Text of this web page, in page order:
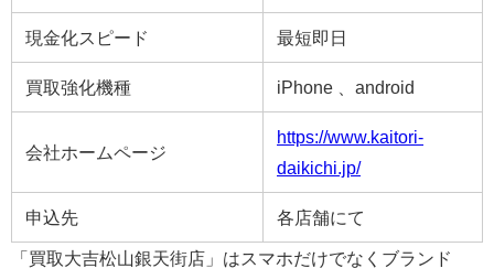
現金化スピード 最短即日
買取強化機種 iPhone 、android
会社ホームページ
https://www.kaitori-
daikichi.jp/
申込先 各店舗にて
「買取大吉松山銀天街店」はスマホだけでなくブランド